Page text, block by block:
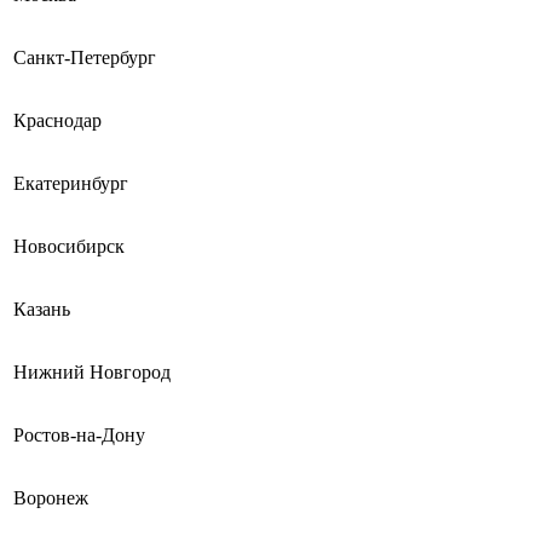
Санкт-Петербург
Краснодар
Екатеринбург
Новосибирск
Казань
Нижний Новгород
Ростов-на-Дону
Воронеж